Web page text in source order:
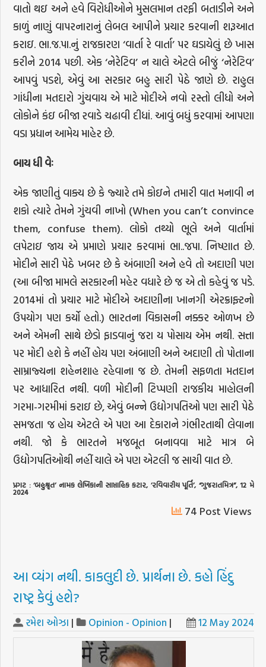
વાતો થઇ અને હવે વિરોધીઓને મુસલમાન તરફી બતાડીને અને
કાળું નાણું વાપરનારાનું લેબલ આપીને પ્રચાર કરવાની શરૂઆત
કરાઇ. ભા.જ.પા.નું રાજકારણ ‘વાર્તા રે વાર્તા’ પર ઘડાયેલું છે ખાસ
કરીને 2014 પછી. એક ‘નેરેટિવ’ ન ચાલે એટલે બીજું ‘નેરેટિવ’
આપવું પડશે, એવું આ સરકાર બહુ સારી પેઠે જાણે છે. રાહુલ
ગાંધીના મતદારો ગુંચવાય એ માટે મોદીએ નવો રસ્તો લીધો અને
લોકોને કંઇ બીજા રવાડે ચઢાવી દીધાં. આવું બધું કરવામાં આપણા
વડા પ્રધાન આમેય માહેર છે.
બાયધીવેઃ
એક જાણીતું વાક્ય છે કે જ્યારે તમે કોઇને તમારી વાત મનાવી ન
શકો ત્યારે તેમને ગુંચવી નાખો (When you can’t convince
them, confuse them). લોકો તથ્યો ભૂલે અને વાર્તામાં
લપેટાઇ જાય એ પ્રમાણે પ્રચાર કરવામાં ભા..જપા. નિષ્ણાત છે.
મોદીને સારી પેઠે ખબર છે કે અંબાણી અને હવે તો અદાણી પણ
(આ બીજા મામલે સરકારની મહેર વધારે છે જ એ તો કહેવું જ પડે.
2014માં તો પ્રચાર માટે મોદીએ અદાણીના ખાનગી એરક્રાફ્ટનો
ઉપયોગ પણ કર્યો હતો.) ભારતના વિકાસની નક્કર ઓળખ છે
અને એમની સાથે છેડો ફાડવાનું જરા ય પોસાય એમ નથી. સત્તા
પર મોદી હશે કે નહીં હોય પણ અંબાણી અને અદાણી તો પોતાના
સામ્રાજ્યના શહેનશાહ રહેવાના જ છે. તેમની સફળતા મતદાન
પર આધારિત નથી. વળી મોદીની ટિપ્પણી રાજકીય માહોલની
ગરમા-ગરમીમાં કરાઇ છે, એવું બન્ને ઉદ્યોગપતિઓ પણ સારી પેઠે
સમજતા જ હોય એટલે એ પણ આ દેકારાને ગંભીરતાથી લેવાના
નથી. જો કે ભારતને મજબૂત બનાવવા માટે માત્ર બે
ઉદ્યોગપતિઓથી નહીં ચાલે એ પણ એટલી જ સાચી વાત છે.
પ્રગટ : ‘બહુશ્રૃત’ નામક લેખિકાની સાપ્તાહિક કટાર, ’રવિવારીય પૂર્તિ’, “ગુજરાતમિત્ર”, 12 મે
2024
74 Post Views
આ વ્યંગ નથી. કાકલુદી છે. પ્રાર્થના છે. કહો હિંદુ
રાષ્ટ્ર કેવું હશે?
રમેશ ઓઝા | Opinion - Opinion | 12 May 2024